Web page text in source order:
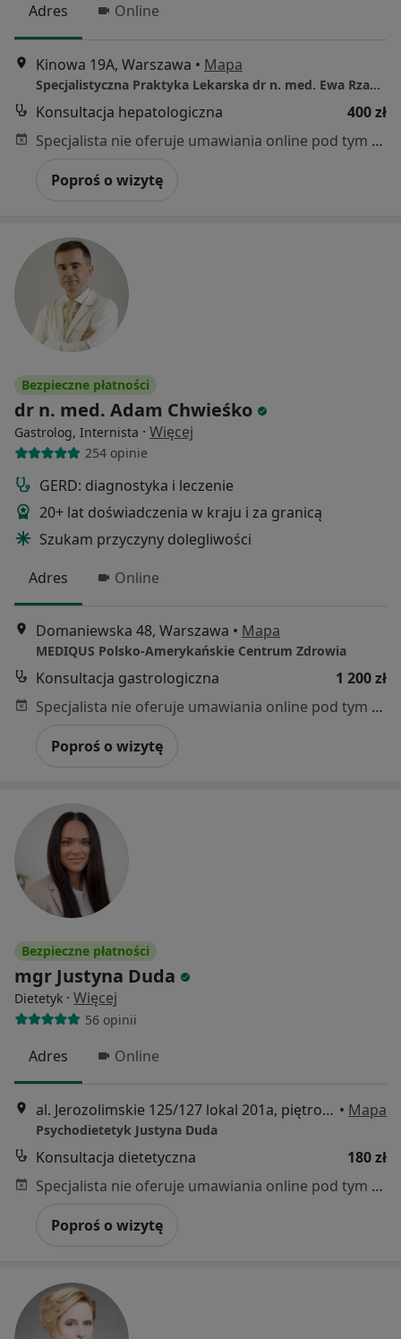
Adres Online
Kinowa 19A, Warszawa • Mapa
Specjalistyczna Praktyka Lekarska dr n. med. Ewa Rzadkiewicz Mazowieckie Centrum Reumatologii i Osteoporozy
Konsultacja hepatologiczna
400 zł
Specjalista nie oferuje umawiania online pod tym adresem.
Poproś o wizytę
Bezpieczne płatności
dr n. med. Adam Chwieśko
Gastrolog, Internista · Więcej
254 opinie
GERD: diagnostyka i leczenie
20+ lat doświadczenia w kraju i za granicą
Szukam przyczyny dolegliwości
Adres
Online
Domaniewska 48, Warszawa • Mapa
MEDIQUS Polsko-Amerykańskie Centrum Zdrowia
Konsultacja gastrologiczna
1 200 zł
Specjalista nie oferuje umawiania online pod tym adresem.
Poproś o wizytę
Bezpieczne płatności
mgr Justyna Duda
Dietetyk · Więcej
56 opinii
Adres Online
al. Jerozolimskie 125/127 lokal 201a, piętro drugie, Warszawa • Mapa
Psychodietetyk Justyna Duda
Konsultacja dietetyczna
180 zł
Specjalista nie oferuje umawiania online pod tym adresem.
Poproś o wizytę